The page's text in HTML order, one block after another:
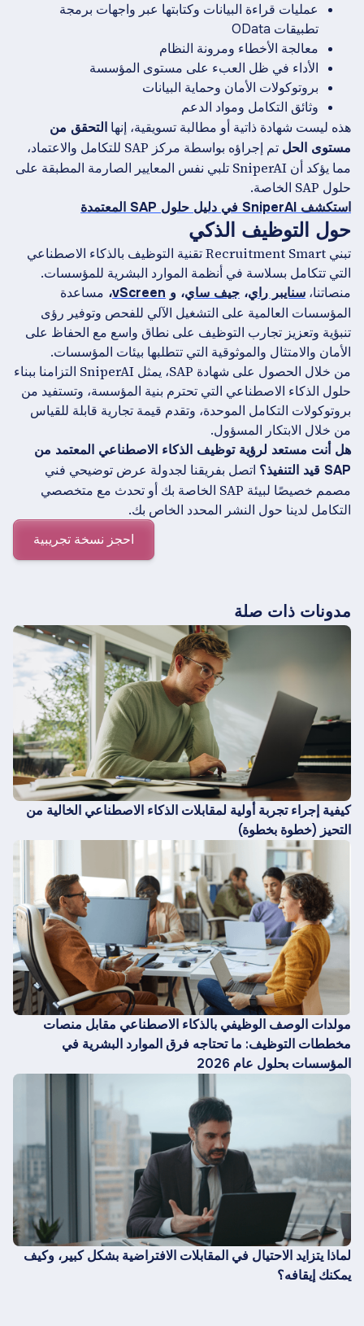
عمليات قراءة البيانات وكتابتها عبر واجهات برمجة
تطبيقات OData
معالجة الأخطاء ومرونة النظام
الأداء في ظل العبء على مستوى المؤسسة
بروتوكولات الأمان وحماية البيانات
وثائق التكامل ومواد الدعم
هذه ليست شهادة ذاتية أو مطالبة تسويقية، إنهاالتحقق من
مستوى الحل
تم إجراؤه بواسطة مركز SAP للتكامل والاعتماد،
مما يؤكد أن SniperAI تلبي نفس المعايير الصارمة المطبقة على
حلول SAP الخاصة.
استكشف SniperAI في دليل حلول SAP المعتمدة
حول التوظيف الذكي
تبني Recruitment Smart تقنية التوظيف بالذكاء الاصطناعي
التي تتكامل بسلاسة في أنظمة الموارد البشرية للمؤسسات.
منصاتنا،سنايبر راي،جيف ساي، و vScreen،مساعدة
المؤسسات العالمية على التشغيل الآلي للفحص وتوفير رؤى
تنبؤية وتعزيز تجارب التوظيف على نطاق واسع مع الحفاظ على
الأمان والامتثال والموثوقية التي تتطلبها بيئات المؤسسات.
من خلال الحصول على شهادة SAP، يمثل SniperAI التزامنا ببناء
حلول الذكاء الاصطناعي التي تحترم بنية المؤسسة، وتستفيد من
بروتوكولات التكامل الموحدة، وتقدم قيمة تجارية قابلة للقياس
من خلال الابتكار المسؤول.
هل أنت مستعد لرؤية توظيف الذكاء الاصطناعي المعتمد من
SAP قيد التنفيذ؟
اتصل بفريقنا لجدولة عرض توضيحي فني
مصمم خصيصًا لبيئة SAP الخاصة بك أو تحدث مع متخصصي
التكامل لدينا حول النشر المحدد الخاص بك.
احجز نسخة تجريبية
مدونات ذات صلة
كيفية إجراء تجربة أولية لمقابلات الذكاء الاصطناعي الخالية من
التحيز (خطوة بخطوة)
مولدات الوصف الوظيفي بالذكاء الاصطناعي مقابل منصات
مخططات التوظيف: ما تحتاجه فرق الموارد البشرية في
المؤسسات بحلول عام 2026
لماذا يتزايد الاحتيال في المقابلات الافتراضية بشكل كبير، وكيف
يمكنك إيقافه؟